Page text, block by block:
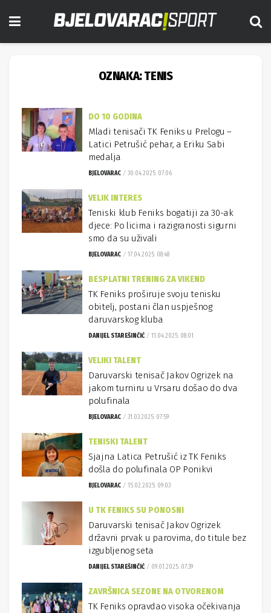
OZNAKA:TENIS
DO 10 GODINA
Mladi tenisači TK Feniks u Prelogu –
Latici Petrušić pehar, a Eriku Sabi
medalja
BJELOVARAC 30.04.2025. 07:06
VELIK INTERES
Teniski klub Feniks bogatiji za 30-ak
djece: Po licima i razigranosti sigurni
smo da su uživali
BJELOVARAC 17.04.2025. 08:48
BESPLATNI TRENING ZA VIKEND
TK Feniks proširuje svoju tenisku
obitelj, postani član uspješnog
daruvarskog kluba
DANIJEL STAREŠINČIĆ 11.04.2025. 08:01
VELIKI TALENT
Daruvarski tenisač Jakov Ogrizek na
jakom turniru u Vrsaru došao do dva
polufinala
BJELOVARAC 31.03.2025. 07:59
TENISKI TALENT
Sjajna Latica Petrušić iz TK Feniks
došla do polufinala OP Ponikvi
BJELOVARAC 15.02.2025. 09:03
U TK FENIKS SU PONOSNI
Daruvarski tenisač Jakov Ogrizek
državni prvak u parovima, do titule bez
izgubljenog seta
DANIJEL STAREŠINČIĆ 09.01.2025. 07:39
ZAVRŠNICA SEZONE NA OTVORENOM
TK Feniks opravdao visoka očekivanja